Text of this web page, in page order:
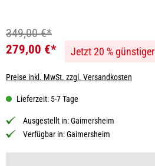
349,00 €*
279,00 €*
Jetzt 20 % günstiger
Preise inkl. MwSt. zzgl. Versandkosten
Lieferzeit: 5-7 Tage
Ausgestellt in:Gaimersheim
Verfügbar in:Gaimersheim